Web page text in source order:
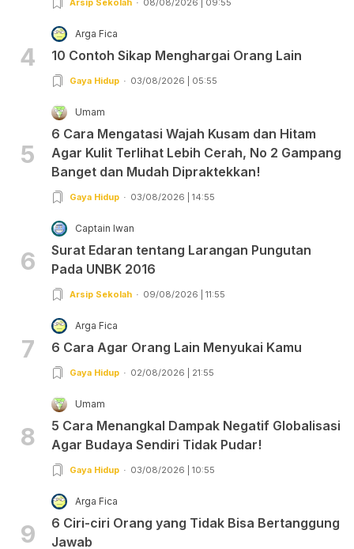
4
Arga Fica
10 Contoh Sikap Menghargai Orang Lain
Gaya Hidup 03/08/2026 | 05:55
5
Umam
6 Cara Mengatasi Wajah Kusam dan Hitam
Agar Kulit Terlihat Lebih Cerah, No 2 Gampang
Banget dan Mudah Dipraktekkan!
Gaya Hidup 03/08/2026 | 14:55
6
Captain Iwan
Surat Edaran tentang Larangan Pungutan
Pada UNBK 2016
Arsip Sekolah 09/08/2026 | 11:55
7
Arga Fica
6 Cara Agar Orang Lain Menyukai Kamu
Gaya Hidup 02/08/2026 | 21:55
8
Umam
5 Cara Menangkal Dampak Negatif Globalisasi
Agar Budaya Sendiri Tidak Pudar!
Gaya Hidup 03/08/2026 | 10:55
9
Arga Fica
6 Ciri-ciri Orang yang Tidak Bisa Bertanggung
Jawab